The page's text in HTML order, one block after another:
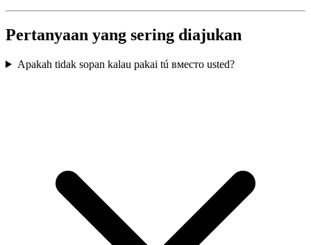
Pertanyaan yang sering diajukan
Apakah tidak sopan kalau pakai tú вместо usted?